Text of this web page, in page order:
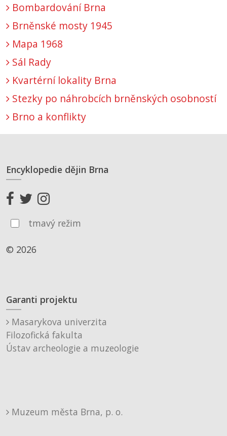
Bombardování Brna
Brněnské mosty 1945
Mapa 1968
Sál Rady
Kvartérní lokality Brna
Stezky po náhrobcích brněnských osobností
Brno a konflikty
Encyklopedie dějin Brna
tmavý režim
© 2026
Garanti projektu
Masarykova univerzita
Filozofická fakulta
Ústav archeologie a muzeologie
Muzeum města Brna, p. o.